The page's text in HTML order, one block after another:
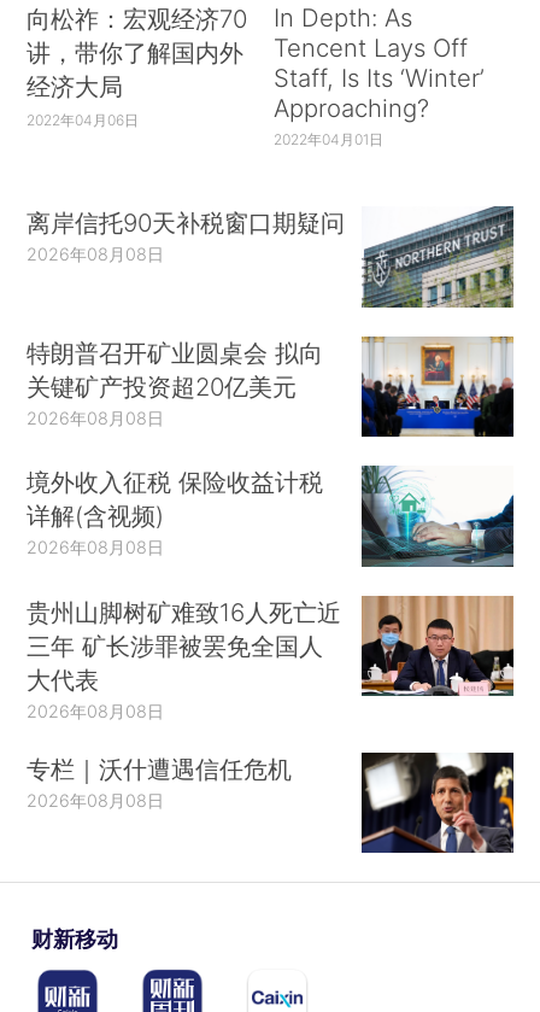
向松祚：宏观经济70
讲，带你了解国内外
经济大局
2022年04月06日
In Depth: As
Tencent Lays Off
Staff, Is Its ‘Winter’
Approaching?
2022年04月01日
离岸信托90天补税窗口期疑问
2026年08月08日
特朗普召开矿业圆桌会 拟向
关键矿产投资超20亿美元
2026年08月08日
境外收入征税 保险收益计税
详解(含视频)
2026年08月08日
贵州山脚树矿难致16人死亡近
三年 矿长涉罪被罢免全国人
大代表
2026年08月08日
专栏｜沃什遭遇信任危机
2026年08月08日
财新移动